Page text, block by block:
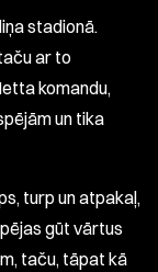
stadionā.
ar to
komandu,
un tika
turp un atpakaļ,
gūt vārtus
taču, tāpat kā